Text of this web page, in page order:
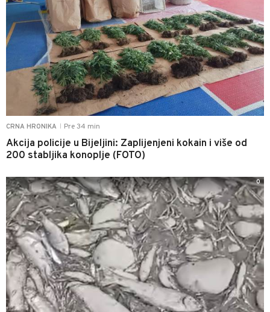
CRNA HRONIKA Pre 34 min
Akcija policije u Bijeljini: Zaplijenjeni kokain i više od
200 stabljika konoplje (FOTO)
0